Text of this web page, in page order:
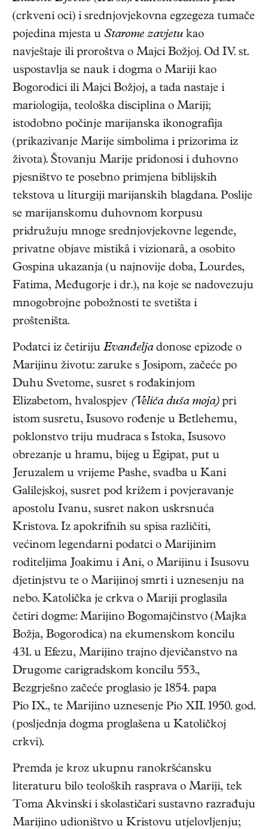
(crkveni oci) i srednjovjekovna egzegeza tumače
pojedina mjesta u Starome zavjetu kao
navještaje ili proroštva o Majci Božjoj. Od IV. st.
uspostavlja se nauk i dogma o Mariji kao
Bogorodici ili Majci Božjoj, a tada nastaje i
mariologija, teološka disciplina o Mariji;
istodobno počinje marijanska ikonografija
(prikazivanje Marije simbolima i prizorima iz
života). Štovanju Marije pridonosi i duhovno
pjesništvo te posebno primjena biblijskih
tekstova u liturgiji marijanskih blagdana. Poslije
se marijanskomu duhovnom korpusu
pridružuju mnoge srednjovjekovne legende,
privatne objave mistikâ i vizionarâ, a osobito
Gospina ukazanja (u najnovije doba, Lourdes,
Fatima, Međugorje i dr.), na koje se nadovezuju
mnogobrojne pobožnosti te svetišta i
prošteništa.
Podatci iz četiriju Evanđeljadonose epizode o
Marijinu životu: zaruke s Josipom, začeće po
Duhu Svetome, susret s rođakinjom
Elizabetom, hvalospjev (Veliča duša moja)pri
istom susretu, Isusovo rođenje u Betlehemu,
poklonstvo triju mudraca s Istoka, Isusovo
obrezanje u hramu, bijeg u Egipat, put u
Jeruzalem u vrijeme Pashe, svadba u Kani
Galilejskoj, susret pod križem i povjeravanje
apostolu Ivanu, susret nakon uskrsnuća
Kristova. Iz apokrifnih su spisa različiti,
većinom legendarni podatci o Marijinim
roditeljima Joakimu i Ani, o Marijinu i Isusovu
djetinjstvu te o Marijinoj smrti i uznesenju na
nebo. Katolička je crkva o Mariji proglasila
četiri dogme: Marijino Bogomajčinstvo (Majka
Božja, Bogorodica) na ekumenskom koncilu
431. u Efezu, Marijino trajno djevičanstvo na
Drugome carigradskom koncilu 553.,
Bezgrješno začeće proglasio je 1854. papa
Pio IX., te Marijino uznesenje Pio XII. 1950. god.
(posljednja dogma proglašena u Katoličkoj
crkvi).
Premda je kroz ukupnu ranokršćansku
literaturu bilo teoloških rasprava o Mariji, tek
Toma Akvinski i skolastičari sustavno razrađuju
Marijino udioništvo u Kristovu utjelovljenju;